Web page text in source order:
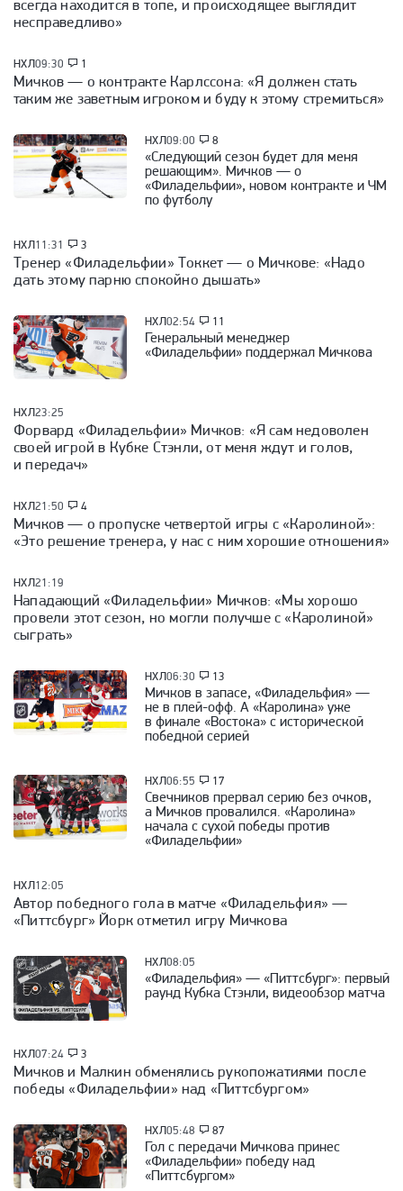
всегда находится в топе, и происходящее выглядит
несправедливо»
НХЛ09:30 1
Мичков — о контракте Карлссона: «Я должен стать
таким же заветным игроком и буду к этому стремиться»
НХЛ09:00 8
«Следующий сезон будет для меня
решающим». Мичков — о
«Филадельфии», новом контракте и ЧМ
по футболу
НХЛ11:31 3
Тренер «Филадельфии» Токкет — о Мичкове: «Надо
дать этому парню спокойно дышать»
НХЛ02:54 11
Генеральный менеджер
«Филадельфии» поддержал Мичкова
НХЛ23:25
Форвард «Филадельфии» Мичков: «Я сам недоволен
своей игрой в Кубке Стэнли, от меня ждут и голов,
и передач»
НХЛ21:50 4
Мичков — о пропуске четвертой игры с «Каролиной»:
«Это решение тренера, у нас с ним хорошие отношения»
НХЛ21:19
Нападающий «Филадельфии» Мичков: «Мы хорошо
провели этот сезон, но могли получше с «Каролиной»
сыграть»
НХЛ06:30 13
Мичков в запасе, «Филадельфия» —
не в плей-офф. А «Каролина» уже
в финале «Востока» с исторической
победной серией
НХЛ06:55 17
Свечников прервал серию без очков,
а Мичков провалился. «Каролина»
начала с сухой победы против
«Филадельфии»
НХЛ12:05
Автор победного гола в матче «Филадельфия» —
«Питтсбург» Йорк отметил игру Мичкова
НХЛ08:05
«Филадельфия» — «Питтсбург»: первый
раунд Кубка Стэнли, видеообзор матча
НХЛ07:24 3
Мичков и Малкин обменялись рукопожатиями после
победы «Филадельфии» над «Питтсбургом»
НХЛ05:48 87
Гол с передачи Мичкова принес
«Филадельфии» победу над
«Питтсбургом»